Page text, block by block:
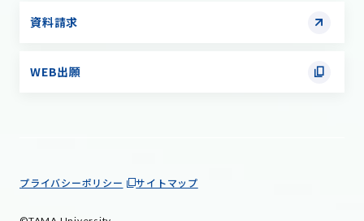
資料請求
WEB出願
プライバシーポリシー サイトマップ